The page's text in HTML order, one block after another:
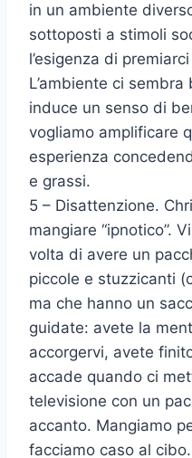
in un ambiente
sottoposti a stimoli
l’esigenza di
L’ambiente ci
induce un senso di
vogliamo amplificare
esperienza
e grassi.
5 – Disattenzione.
mangiare “ipnotico”.
volta di avere un
piccole e stuzzicanti
ma che hanno un
guidate: avete la
accorgervi, avete
accade quando ci
televisione con un
accanto. Mangiamo
facciamo caso al